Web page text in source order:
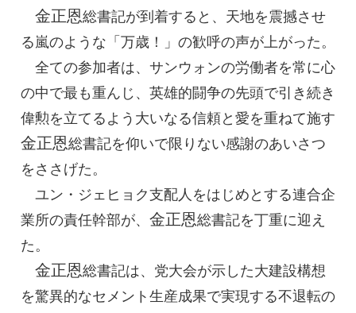
金正恩総書記が到着すると、天地を震撼させ
る嵐のような「万歳！」の歓呼の声が上がった。
全ての参加者は、サンウォンの労働者を常に心
の中で最も重んじ、英雄的闘争の先頭で引き続き
偉勲を立てるよう大いなる信頼と愛を重ねて施す
金正恩総書記を仰いで限りない感謝のあいさつ
をささげた。
ユン・ジェヒョク支配人をはじめとする連合企
業所の責任幹部が、 金正恩総書記を丁重に迎え
た。
金正恩総書記は、党大会が示した大建設構想
を驚異的なセメント生産成果で実現する不退転の